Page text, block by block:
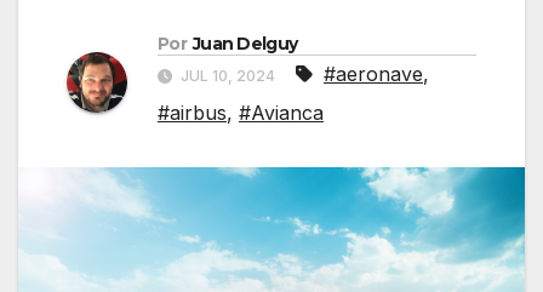
Por Juan Delguy
JUL 10, 2024 #aeronave,
#airbus, #Avianca